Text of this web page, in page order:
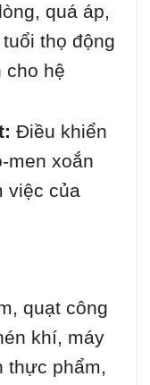
quá áp,
thọ động
cho hệ
Điều khiển
men xoắn
việc của
quạt công
khí, máy
thực phẩm,